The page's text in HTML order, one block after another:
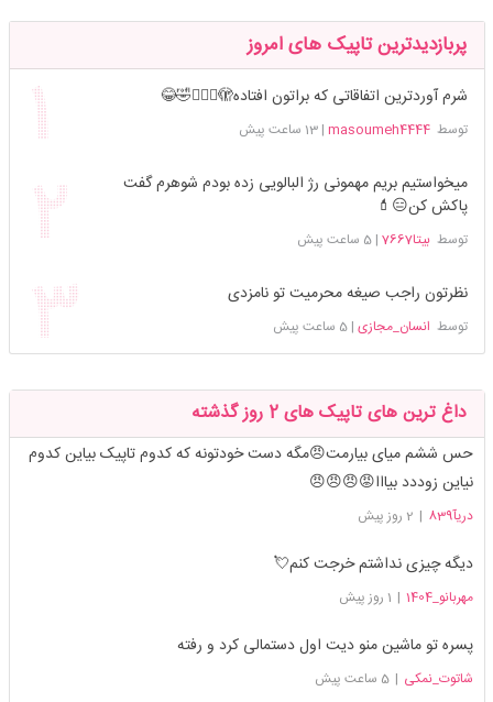
پربازدیدترین تاپیک های امروز
شرم آوردترین اتفاقاتی که براتون افتاده🫣🤦🏻‍♀️🤣😂
توسطmasoumeh4444
|13 ساعت پیش
میخواستیم بریم مهمونی رژ البالویی زده بودم شوهرم گفت
پاکش کن😑💄
توسطبیتا7667 |5 ساعت پیش
نظرتون راجب صیغه محرمیت تو نامزدی
توسط انسان_مجازی |5 ساعت پیش
داغ ترین های تاپیک های 2 روز گذشته
حس ششم میای بیارمت😠مگه دست خودتونه که کدوم تاپیک بیاین کدوم
نیاین زوددد بیااا😡😠😠😠
دریآ839 | 2 روز پیش
دیگه چیزی نداشتم خرجت کنم💘
مهربانو_1404 | 1 روز پیش
پسره تو ماشین منو دیت اول دستمالی کرد و رفته
شاتوت_نمکی | 5 ساعت پیش